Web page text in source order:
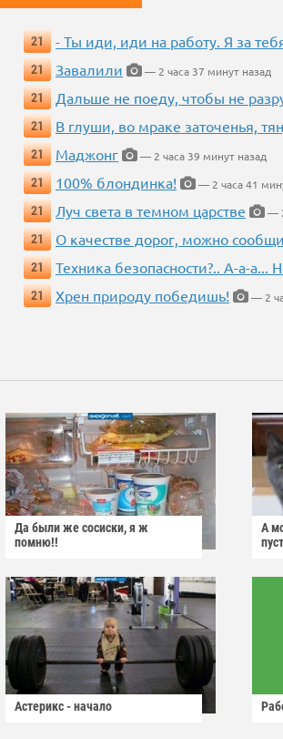
21 - Ты иди, иди на работу. Я за
21
Завалили
— 2 часа 37 минут назад
21
Дальше не поеду, чтобы не
21
В глуши, во мраке заточенья,
21
Маджонг
— 2 часа 39 минут назад
21
100% блондинка!
— 2 часа 41
21
Луч света в темном царстве
—
21
О качестве дорог, можно
21
Техника безопасности?.. А-а-а...
21
Хрен природу победишь! — 2
Да были же сосиски, я ж
помню!!
А
Астерикс - начало